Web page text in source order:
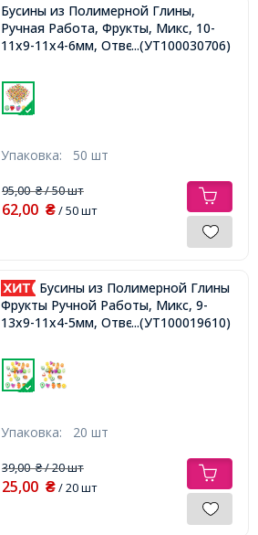
Бусины из Полимерной Глины,
Ручная Работа, Фрукты, Микс, 10-
11x9-11x4-6мм, Отверстие 1.5мм,
...(УТ100030706)
Упаковка: 50 шт
95,00₴/ 50 шт
62,00 ₴/ 50 шт
Бусины из Полимерной Глины
Фрукты Ручной Работы, Микс, 9-
13х9-11х4-5мм, Отверстие 1-2мм,
...(УТ100019610)
Упаковка: 20 шт
39,00₴/ 20 шт
25,00 ₴/ 20 шт